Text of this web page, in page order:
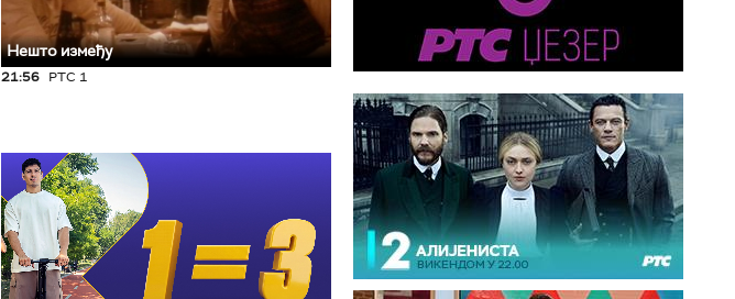
Нешто између
21:56 РТС 1